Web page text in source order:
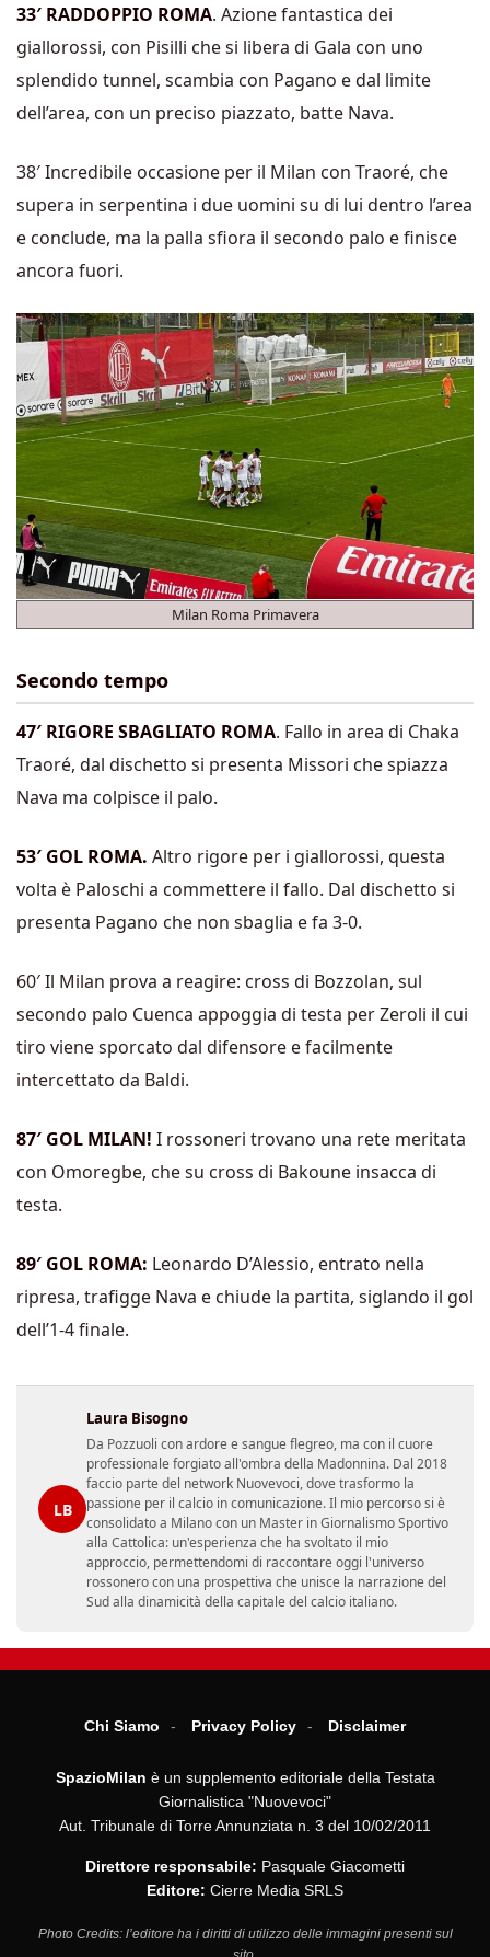
33′ RADDOPPIO ROMA. Azione fantastica dei
giallorossi, con Pisilli che si libera di Gala con uno
splendido tunnel, scambia con Pagano e dal limite
dell’area, con un preciso piazzato, batte Nava.
38′ Incredibile occasione per il Milan con Traoré, che
supera in serpentina i due uomini su di lui dentro l’area
e conclude, ma la palla sfiora il secondo palo e finisce
ancora fuori.
Milan Roma Primavera
Secondo tempo
47′ RIGORE SBAGLIATO ROMA. Fallo in area di Chaka
Traoré, dal dischetto si presenta Missori che spiazza
Nava ma colpisce il palo.
53′ GOL ROMA. Altro rigore per i giallorossi, questa
volta è Paloschi a commettere il fallo. Dal dischetto si
presenta Pagano che non sbaglia e fa 3-0.
60′ Il Milan prova a reagire: cross di Bozzolan, sul
secondo palo Cuenca appoggia di testa per Zeroli il cui
tiro viene sporcato dal difensore e facilmente
intercettato da Baldi.
87′ GOL MILAN! I rossoneri trovano una rete meritata
con Omoregbe, che su cross di Bakoune insacca di
testa.
89′ GOL ROMA: Leonardo D’Alessio, entrato nella
ripresa, trafigge Nava e chiude la partita, siglando il gol
dell’1-4 finale.
LB
Laura Bisogno
Da Pozzuoli con ardore e sangue flegreo, ma con il cuore
professionale forgiato all'ombra della Madonnina. Dal 2018
faccio parte del network Nuovevoci, dove trasformo la
passione per il calcio in comunicazione. Il mio percorso si è
consolidato a Milano con un Master in Giornalismo Sportivo
alla Cattolica: un'esperienza che ha svoltato il mio
approccio, permettendomi di raccontare oggi l'universo
rossonero con una prospettiva che unisce la narrazione del
Sud alla dinamicità della capitale del calcio italiano.
Chi Siamo Privacy Policy Disclaimer
SpazioMilan è un supplemento editoriale della Testata
Giornalistica "Nuovevoci"
Aut. Tribunale di Torre Annunziata n. 3 del 10/02/2011
Direttore responsabile: Pasquale Giacometti
Editore: Cierre Media SRLS
Photo Credits: l’editore ha i diritti di utilizzo delle immagini presenti sul